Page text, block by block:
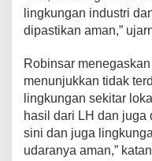
lingkungan industri
dipastikan aman,”
Robinsar
menunjukkan tidak
lingkungan sekitar
hasil dari LH dan juga
sini dan juga
udaranya aman,”